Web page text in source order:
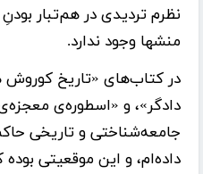
نظرم تردیدی در هم‌تبار
منشها وجود ندارد.
در کتاب‌های «تاریخ
دادگر»، و «اسطوره‌ی
جامعه‌شناختی و تاریخی
داده‌ام، و این موقعیتی